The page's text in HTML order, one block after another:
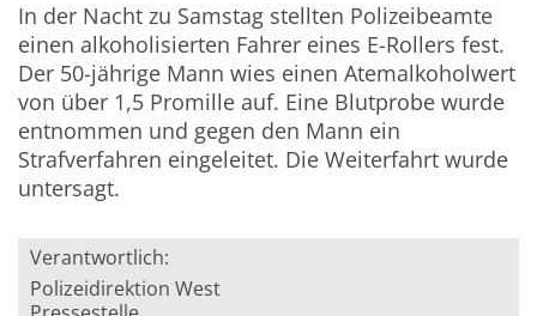
In der Nacht zu Samstag stellten Polizeibeamte
einen alkoholisierten Fahrer eines E-Rollers fest.
Der 50-jährige Mann wies einen Atemalkoholwert
von über 1,5 Promille auf. Eine Blutprobe wurde
entnommen und gegen den Mann ein
Strafverfahren eingeleitet. Die Weiterfahrt wurde
untersagt.
Verantwortlich:
Polizeidirektion West